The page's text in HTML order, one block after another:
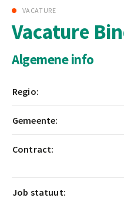
VACATURE
Vacature
Algemene info
Regio:
Gemeente:
Contract:
Job statuut: